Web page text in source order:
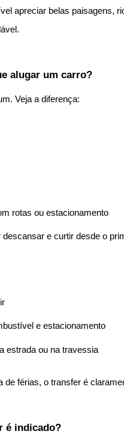
apreciar belas paisagens,
alugar um carro?
Veja a diferença:
rotas ou estacionamento
descansar e curtir desde o
e estacionamento
estrada ou na travessia
de férias, o transfer é
é indicado?